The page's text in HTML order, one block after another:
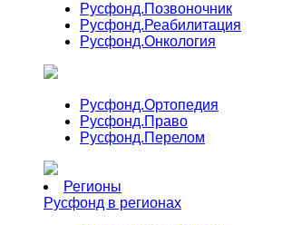
Русфонд.Позвоночник
Русфонд.Реабилитация
Русфонд.Онкология
Русфонд.Ортопедия
Русфонд.Право
Русфонд.Перелом
Регионы
Русфонд в регионах